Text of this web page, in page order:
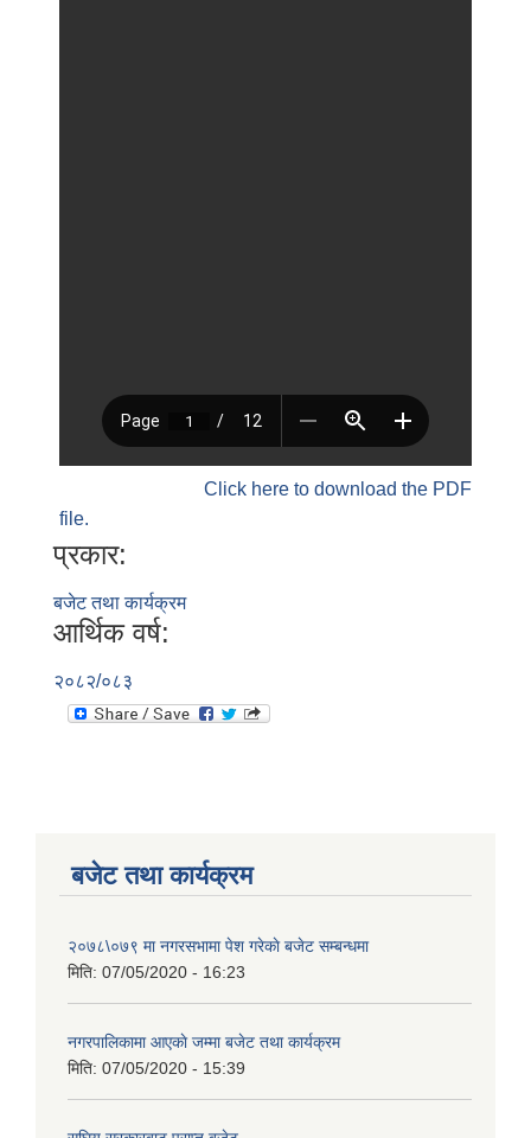
Click here to download the PDF
file.
प्रकार:
बजेट तथा कार्यक्रम
आर्थिक वर्ष:
२०८२/०८३
बजेट तथा कार्यक्रम
२०७८\०७९ मा नगरसभामा पेश गरेकाे बजेट सम्बन्धमा
मिति: 07/05/2020 - 16:23
नगरपालिकामा आएकाे जम्मा बजेट तथा कार्यक्रम
मिति: 07/05/2020 - 15:39